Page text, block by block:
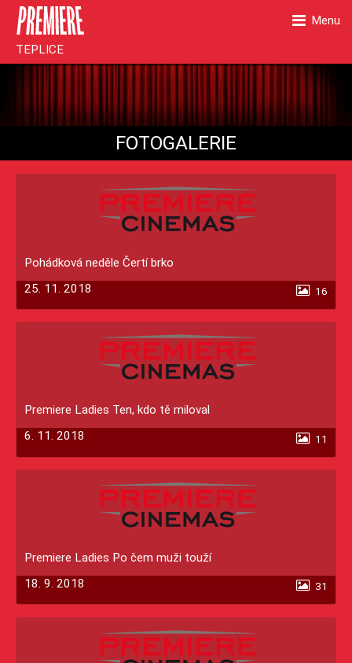
Menu
TEPLICE
FOTOGALERIE
Pohádková neděle Čertí brko
16
25. 11. 2018
Premiere Ladies Ten, kdo tě miloval
11
6. 11. 2018
Premiere Ladies Po čem muži touží
31
18. 9. 2018